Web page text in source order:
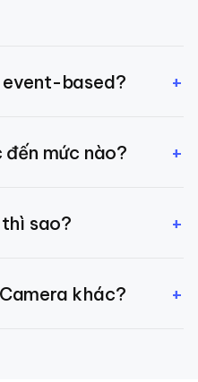
based? +
đến mức nào? +
sao? +
khác? +